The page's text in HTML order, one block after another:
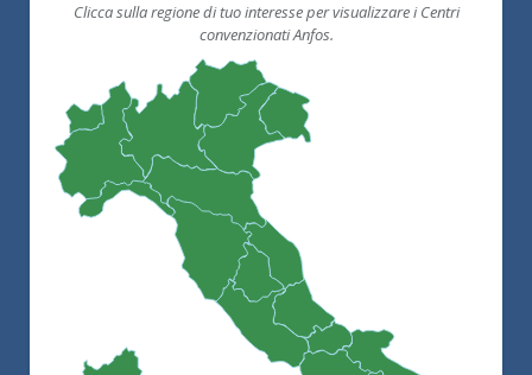
Clicca sulla regione di tuo interesse per visualizzare i Centri
convenzionati Anfos.